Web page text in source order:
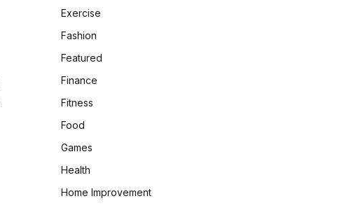
Exercise
Fashion
Featured
Finance
Fitness
Food
Games
Health
Home Improvement